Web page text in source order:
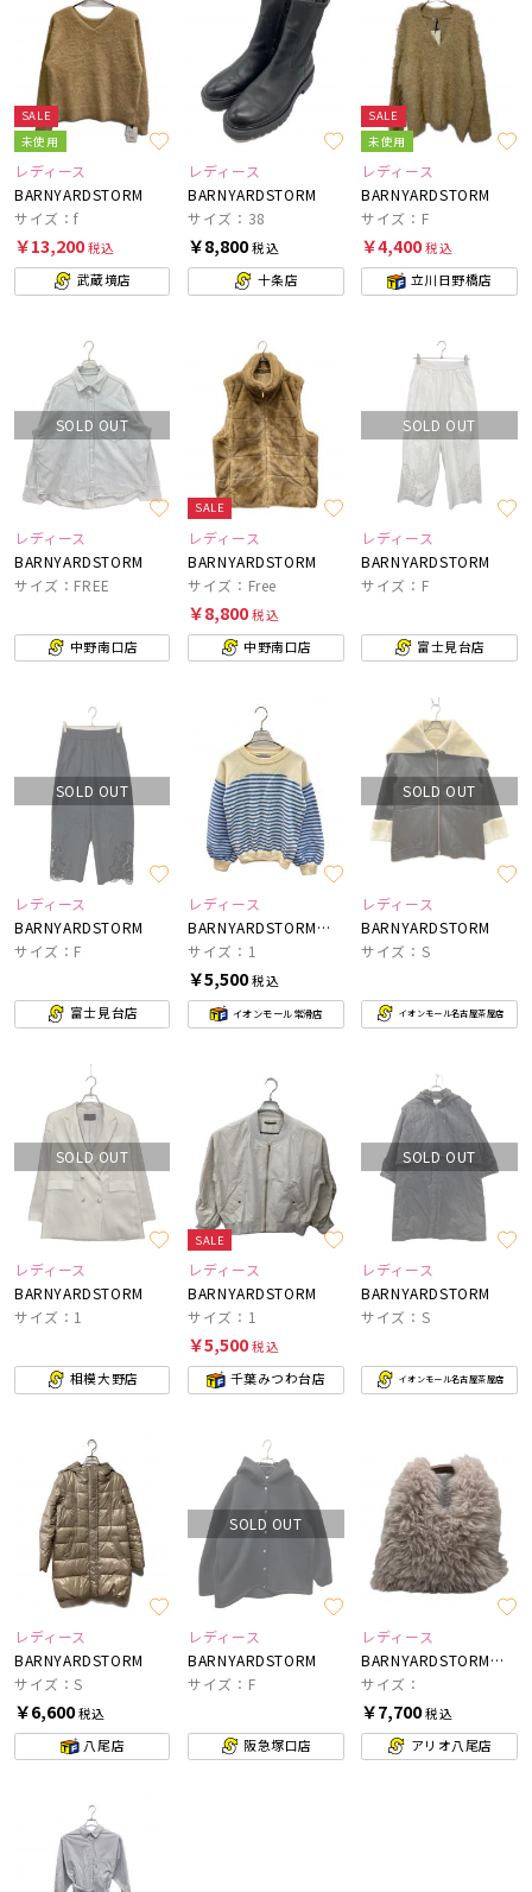
SALE
未使用
レディース
BARNYARDSTORM
サイズ：f
￥13,200税込
武蔵境店
レディース
BARNYARDSTORM
サイズ：38
￥8,800税込
十条店
SALE
未使用
レディース
BARNYARDSTORM
サイズ：F
￥4,400税込
立川日野橋店
SOLD OUT
レディース
BARNYARDSTORM
サイズ：FREE
中野南口店
SALE
レディース
BARNYARDSTORM
サイズ：Free
￥8,800税込
中野南口店
SOLD OUT
レディース
BARNYARDSTORM
サイズ：F
富士見台店
SOLD OUT
レディース
BARNYARDSTORM
サイズ：F
富士見台店
レディース
BARNYARDSTORM×BORDERS at BALCONY
サイズ：1
￥5,500税込
イオンモール常滑店
SOLD OUT
レディース
BARNYARDSTORM
サイズ：S
イオンモール名古屋茶屋店
SOLD OUT
レディース
BARNYARDSTORM
サイズ：1
相模大野店
SALE
レディース
BARNYARDSTORM
サイズ：1
￥5,500税込
千葉みつわ台店
SOLD OUT
レディース
BARNYARDSTORM
サイズ：S
イオンモール名古屋茶屋店
レディース
BARNYARDSTORM
サイズ：S
￥6,600税込
八尾店
SOLD OUT
レディース
BARNYARDSTORM
サイズ：F
阪急塚口店
レディース
BARNYARDSTORM×Le vernis
サイズ：
￥7,700税込
アリオ八尾店